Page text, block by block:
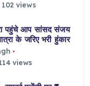
102 views
पहुंचे आप सांसद संजय
के जरिए भरी हुंकार
views